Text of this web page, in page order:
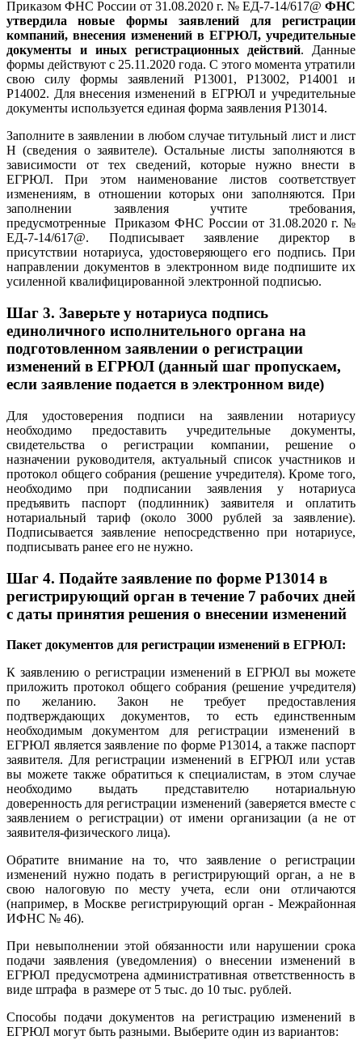
Приказом ФНС России от 31.08.2020 г. № ЕД-7-14/617@ ФНС
утвердила новые формы заявлений для регистрации
компаний, внесения изменений в ЕГРЮЛ, учредительные
документы и иных регистрационных действий. Данные
формы действуют с 25.11.2020 года. С этого момента утратили
свою силу формы заявлений Р13001, Р13002, Р14001 и
Р14002. Для внесения изменений в ЕГРЮЛ и учредительные
документы используется единая форма заявления Р13014.
Заполните в заявлении в любом случае титульный лист и лист
Н (сведения о заявителе). Остальные листы заполняются в
зависимости от тех сведений, которые нужно внести в
ЕГРЮЛ. При этом наименование листов соответствует
изменениям, в отношении которых они заполняются. При
заполнении заявления учтите требования,
предусмотренные
Приказом ФНС России от 31.08.2020 г. №
ЕД-7-14/617@. Подписывает заявление директор в
присутствии нотариуса, удостоверяющего его подпись. При
направлении документов в электронном виде подпишите их
усиленной квалифицированной электронной подписью.
Шаг 3. Заверьте у нотариуса подпись
единоличного исполнительного органа на
подготовленном заявлении о регистрации
изменений в ЕГРЮЛ (данный шаг пропускаем,
если заявление подается в электронном виде)
Для удостоверения подписи на заявлении нотариусу
необходимо предоставить учредительные документы,
свидетельства о регистрации компании, решение о
назначении руководителя, актуальный список участников и
протокол общего собрания (решение учредителя). Кроме того,
необходимо при подписании заявления у нотариуса
предъявить паспорт (подлинник) заявителя и оплатить
нотариальный тариф (около 3000 рублей за заявление).
Подписывается заявление непосредственно при нотариусе,
подписывать ранее его не нужно.
Шаг 4. Подайте заявление по форме P13014 в
регистрирующий орган в течение 7 рабочих дней
с даты принятия решения о внесении изменений
Пакет документов для регистрации изменений в ЕГРЮЛ:
К заявлению о регистрации изменений в ЕГРЮЛ вы можете
приложить протокол общего собрания (решение учредителя)
по желанию. Закон не требует предоставления
подтверждающих документов, то есть единственным
необходимым документом для регистрации изменений в
ЕГРЮЛ является заявление по форме Р13014, а также паспорт
заявителя. Для регистрации изменений в ЕГРЮЛ или устав
вы можете также обратиться к специалистам, в этом случае
необходимо выдать представителю нотариальную
доверенность для регистрации изменений (заверяется вместе с
заявлением о регистрации) от имени организации (а не от
заявителя-физического лица).
Обратите внимание на то, что заявление о регистрации
изменений нужно подать в регистрирующий орган, а не в
свою налоговую по месту учета, если они отличаются
(например, в Москве регистрирующий орган - Межрайонная
ИФНС № 46).
При невыполнении этой обязанности или нарушении срока
подачи заявления (уведомления) о внесении изменений в
ЕГРЮЛ предусмотрена административная ответственность в
виде штрафа в размере от 5 тыс. до 10 тыс. рублей.
Способы подачи документов на регистрацию изменений в
ЕГРЮЛ могут быть разными. Выберите один из вариантов: